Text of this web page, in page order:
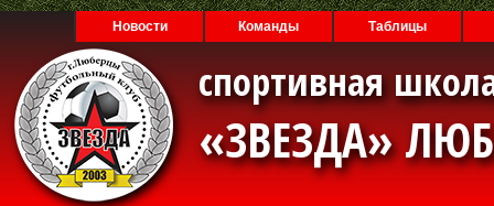
Новости Команды Таблицы
спортивная
«ЗВЕЗДА»